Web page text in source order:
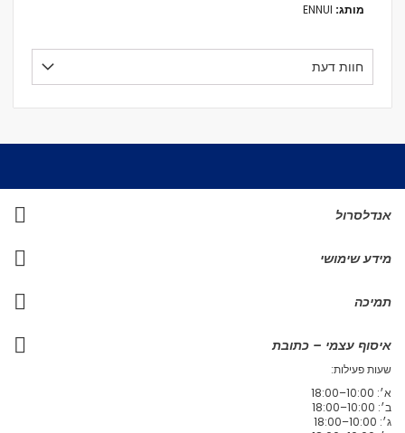
חוות דעת
אנדלסרול
מידע שימושי
תמיכה
איסוף עצמי – כתובת
שעות פעילות:
א׳: 10:00–18:00
ב׳: 10:00–18:00
ג׳: 10:00–18:00